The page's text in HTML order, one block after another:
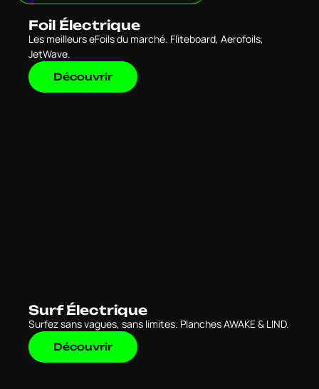
Foil Électrique
Les meilleurs eFoils du marché. Fliteboard, Aerofoils,
JetWave.
Découvrir
Surf Électrique
Surfez sans vagues, sans limites. Planches AWAKE & LIND.
Découvrir